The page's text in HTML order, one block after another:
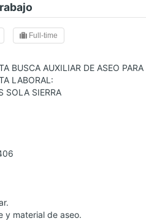
Full-time
BUSCA AUXILIAR DE ASEO
LABORAL:
SIERRA
y material de aseo.